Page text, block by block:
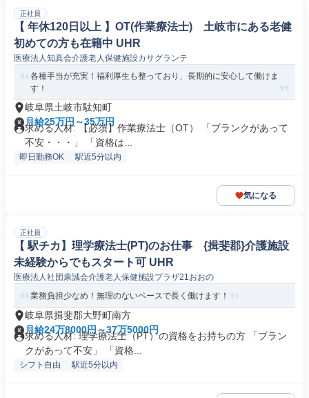
正社員
【 年休120日以上 】OT(作業療法士) 土岐市にある老健
初めての方も在籍中 UHR
医療法人知真会介護老人保健施設カサグランテ
各種手当が充実！福利厚生も整っており、長期的に安心して働けま
す！
岐阜県土岐市駄知町
月給25万円～35万円
求める人材: 【必須】作業療法士（OT） 「ブランクがあって
不安・・・」 「資格は...
即日勤務OK 駅近5分以内
気になる
正社員
【 駅チカ】理学療法士(PT)のお仕事 {揖斐郡}介護施設
未経験からでもスタート可 UHR
医療法人社団康誠会介護老人保健施設プラザ21おおの
業務負担少なめ！無理のないペースで長く働けます！
岐阜県揖斐郡大野町南方
月給24万8000円～37万5000円
求める人材: 理学療法士（PT）の資格をお持ちの方 「ブラン
クがあって不安」 「資格...
シフト自由 駅近5分以内